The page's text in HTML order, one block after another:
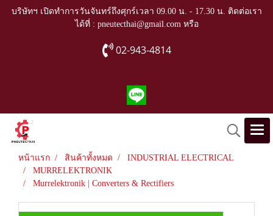
บริษัทฯ เปิดทำการวันจันทร์ถึงศุกร์เวลา 09.00 น. - 17.30 น. ติดต่อเรา
ได้ที่ : pneutecthai@gmail.com หรือ
02-943-4814
หน้าแรก สินค้าทั้งหมด
INDUSTRIAL ELECTRICAL
MURRELEKTRONIK
Murrelektronik | Converters & Rectifiers